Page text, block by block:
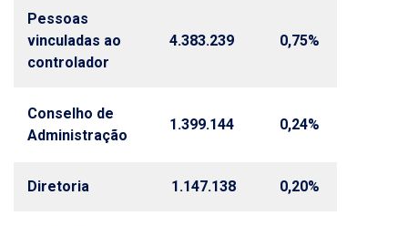
Pessoas
vinculadas ao
controlador
4.383.239 0,75%
Conselho de
Administração
1.399.144 0,24%
Diretoria 1.147.138 0,20%